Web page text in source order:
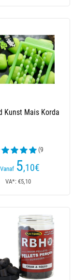
Kunst Mais Korda
(9
beoordelingen)
Vanaf 5,10€
VA*: €5,10